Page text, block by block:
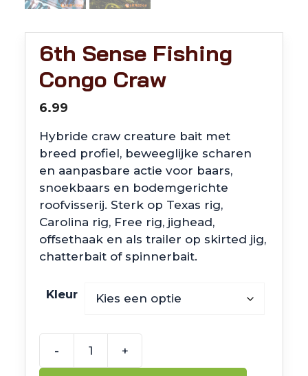
6th Sense Fishing
Congo Craw
6.99
Hybride craw creature bait met
breed profiel, beweeglijke scharen
en aanpasbare actie voor baars,
snoekbaars en bodemgerichte
roofvisserij. Sterk op Texas rig,
Carolina rig, Free rig, jighead,
offsethaak en als trailer op skirted jig,
chatterbait of spinnerbait.
Kleur
- +